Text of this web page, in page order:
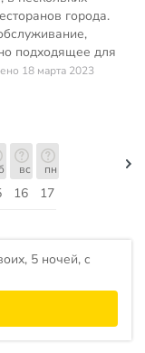
города.
подходящее для
18 марта 2023
16
вс
17
пн
5 ночей, c